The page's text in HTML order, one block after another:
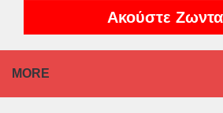
Ακούστε
MORE